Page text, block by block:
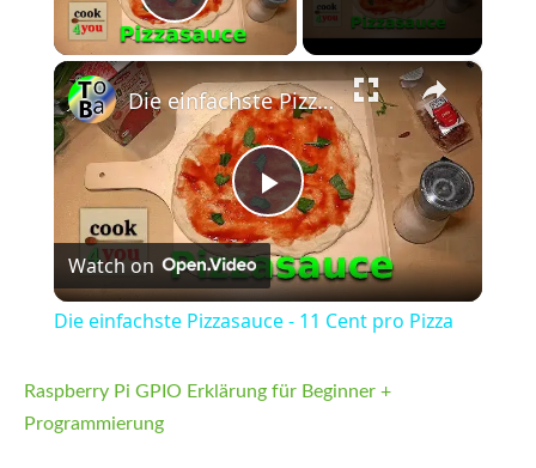
Play Video
×
Play
Video
Die einfachste Pizzasauce - 11 Cent pro Pizza
Watch on
Die einfachste Pizzasauce - 11 Cent pro Pizza
Raspberry Pi GPIO Erklärung für Beginner +
Programmierung